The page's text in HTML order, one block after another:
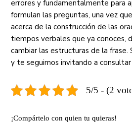
errores y fundamentalmente para
formulan las preguntas, una vez
acerca de la construcción de las
tiempos verbales que ya conoces,
cambiar las estructuras de la frase.
y te seguimos invitando a
5/5 - (2
¡Compártelo con quien tu quieras!